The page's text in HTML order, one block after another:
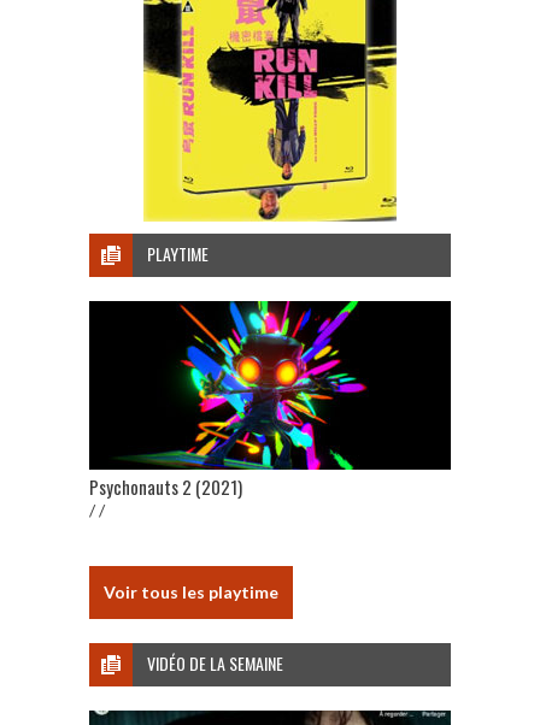
PLAYTIME
Psychonauts 2 (2021)
/ /
Voir tous les playtime
VIDÉO DE LA SEMAINE